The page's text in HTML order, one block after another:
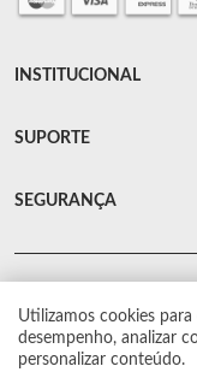
Utilizamos cookies
desempenho, analizar
personalizar conteúdo.
INSTITUCIONAL
SUPORTE
SEGURANÇA
© Arsenal
Proibida reprodução total